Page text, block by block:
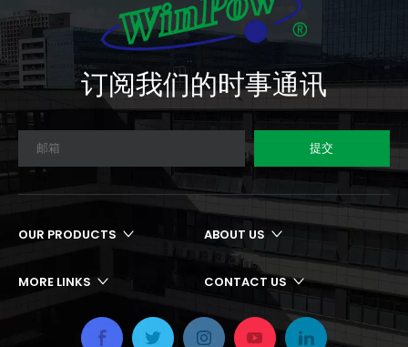
订阅我们的时事通讯
提交
OUR PRODUCTS ABOUT US
MORE LINKS CONTACT US